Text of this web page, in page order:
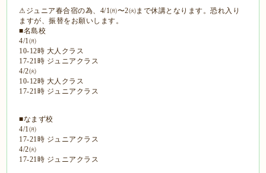
⚠ジュニア春合宿の為、4/1㈪〜2㈫まで休講となります。恐れ入り
ますが、振替をお願いします。
■名島校
4/1㈪
10-12時 大人クラス
17-21時 ジュニアクラス
4/2㈫
10-12時 大人クラス
17-21時 ジュニアクラス
■なまず校
4/1㈪
17-21時 ジュニアクラス
4/2㈫
17-21時 ジュニアクラス